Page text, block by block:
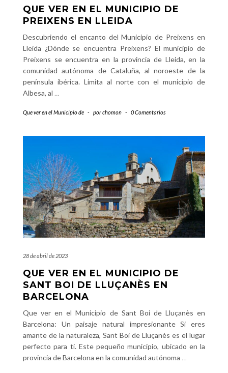
QUE VER EN EL MUNICIPIO DE
PREIXENS EN LLEIDA
Descubriendo el encanto del Municipio de Preixens en
Lleida ¿Dónde se encuentra Preixens? El municipio de
Preixens se encuentra en la provincia de Lleida, en la
comunidad autónoma de Cataluña, al noroeste de la
península ibérica. Limita al norte con el municipio de
Albesa, al …
Que ver en el Municipio de - porchomon - 0 Comentarios
28 de abril de 2023
QUE VER EN EL MUNICIPIO DE
SANT BOI DE LLUÇANÈS EN
BARCELONA
Que ver en el Municipio de Sant Boi de Lluçanès en
Barcelona: Un paisaje natural impresionante Si eres
amante de la naturaleza, Sant Boi de Lluçanès es el lugar
perfecto para ti. Este pequeño municipio, ubicado en la
provincia de Barcelona en la comunidad autónoma …